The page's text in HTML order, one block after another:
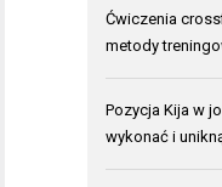
Ćwiczenia
metody
Pozycja Kija w
wykonać i